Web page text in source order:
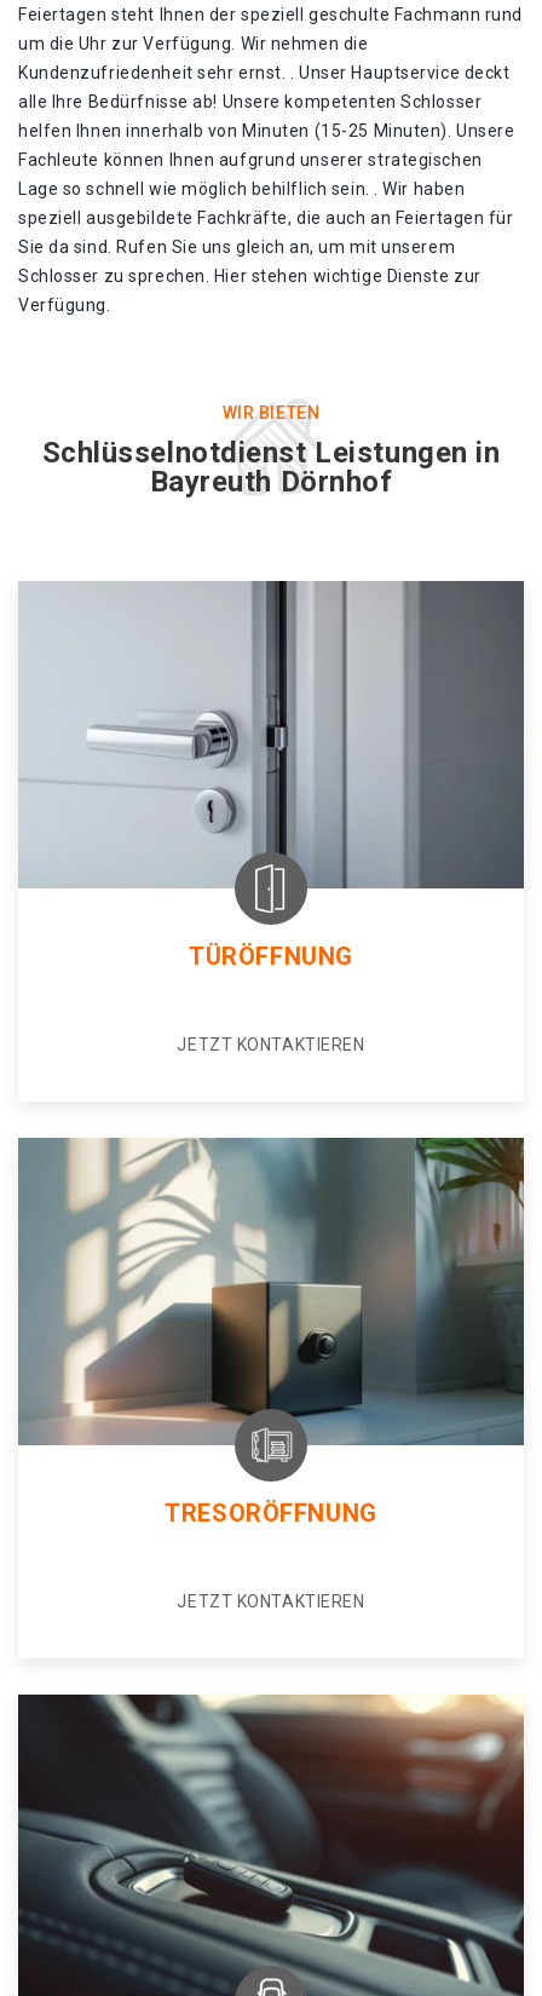
Feiertagen steht Ihnen der speziell geschulte Fachmann rund
um die Uhr zur Verfügung. Wir nehmen die
Kundenzufriedenheit sehr ernst. . Unser Hauptservice deckt
alle Ihre Bedürfnisse ab! Unsere kompetenten Schlosser
helfen Ihnen innerhalb von Minuten (15-25 Minuten). Unsere
Fachleute können Ihnen aufgrund unserer strategischen
Lage so schnell wie möglich behilflich sein. . Wir haben
speziell ausgebildete Fachkräfte, die auch an Feiertagen für
Sie da sind. Rufen Sie uns gleich an, um mit unserem
Schlosser zu sprechen. Hier stehen wichtige Dienste zur
Verfügung.
WIR BIETEN
Schlüsselnotdienst Leistungen in
Bayreuth Dörnhof
TÜRÖFFNUNG
JETZT KONTAKTIEREN
TRESORÖFFNUNG
JETZT KONTAKTIEREN